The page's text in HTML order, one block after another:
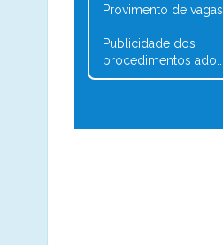
Provimento de vagas
Publicidade dos
procedimentos ado...